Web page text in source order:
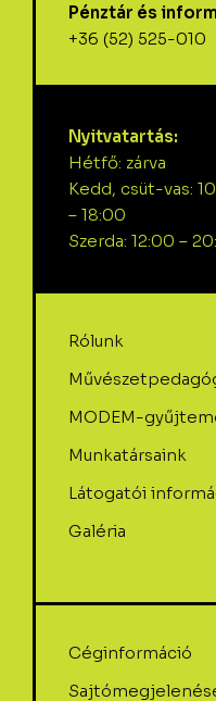
Pénztár és
+36 (52) 525-010
Nyitvatartás:
Hétfő: zárva
Kedd, csüt-vas:
– 18:00
Szerda: 12:00 –
Rólunk
MODEM-
Munkatársaink
Látogatói
Galéria
Céginformáció